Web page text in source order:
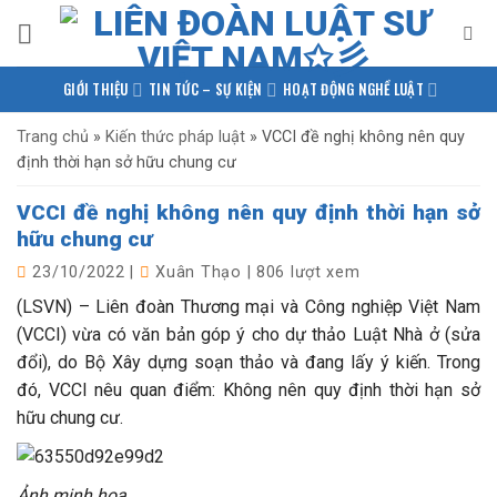
qua
nội
GIỚI THIỆU TIN TỨC – SỰ KIỆN HOẠT ĐỘNG NGHỀ LUẬT
PHÁP LUẬT QUỐC TẾ NGHIÊN CỨU – TRAO ĐỔI
Trang chủ » Kiến thức pháp luật » VCCI đề nghị không nên quy
định thời hạn sở hữu chung cư
VCCI đề nghị không nên quy định thời hạn sở
hữu chung cư
23/10/2022 Xuân Thạo 806 lượt xem
(LSVN) – Liên đoàn Thương mại và Công nghiệp Việt Nam
(VCCI) vừa có văn bản góp ý cho dự thảo Luật Nhà ở (sửa
đổi), do Bộ Xây dựng soạn thảo và đang lấy ý kiến. Trong
đó, VCCI nêu quan điểm: Không nên quy định thời hạn sở
hữu chung cư.